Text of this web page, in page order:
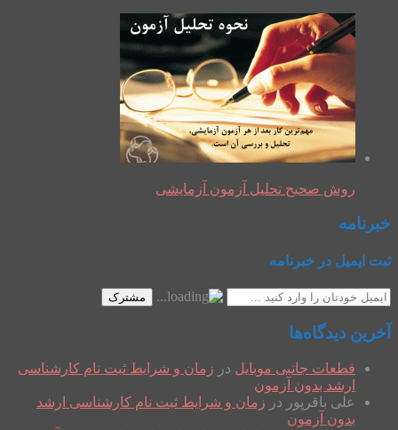
روش صحیح تحلیل آزمون آزمایشی
خبرنامه
ثبت ایمیل در خبرنامه
مشترک
آخرین دیدگاه‌ها
قطعات جانبی موبایل در زمان و شرایط ثبت نام کارشناسی
ارشد بدون آزمون
علی باقرپور در زمان و شرایط ثبت نام کارشناسی ارشد
بدون آزمون